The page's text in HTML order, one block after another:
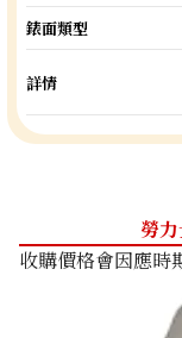
錶面類型
詳情
勞
收購價格會因應時